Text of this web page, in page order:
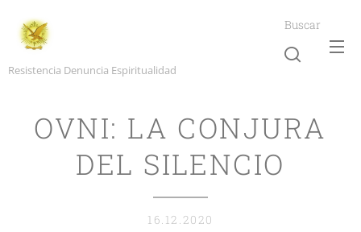
Resistencia Denuncia Espiritualidad
Buscar
OVNI: LA CONJURA
DEL SILENCIO
16.12.2020